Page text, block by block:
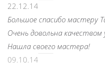
22.12.14
Большое спасибо мастеру
Очень довольна качеством
Нашла своего мастера!
09.10.14